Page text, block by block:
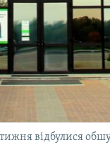
відбулися